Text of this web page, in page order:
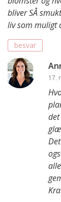
bliver SÅ
liv som muligt
besvar
17.